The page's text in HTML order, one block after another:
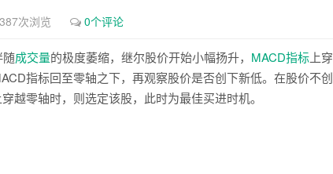
次浏览 0个评论
成交量的极度萎缩，继尔股价开始小幅扬升， MACD指标 上
指标回至零轴之下，再观察股价是否创下新低。在股价不
越零轴时，则选定该股，此时为最佳买进时机。